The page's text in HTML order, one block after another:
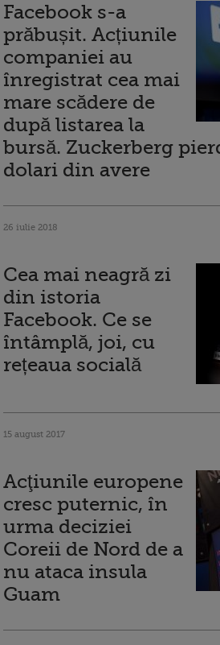
Facebook s-a
prăbușit. Acțiunile
companiei au
înregistrat cea mai
mare scădere de
după listarea la
bursă. Zuckerberg
dolari din avere
26 iulie 2018
Cea mai neagră zi
din istoria
Facebook. Ce se
întâmplă, joi, cu
rețeaua socială
15 august 2017
Acţiunile europene
cresc puternic, în
urma deciziei
Coreii de Nord de a
nu ataca insula
Guam